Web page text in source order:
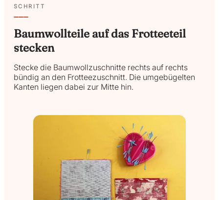
SCHRITT
Baumwollteile auf das Frotteeteil
stecken
Stecke die Baumwollzuschnitte rechts auf rechts
bündig an den Frotteezuschnitt. Die umgebügelten
Kanten liegen dabei zur Mitte hin.